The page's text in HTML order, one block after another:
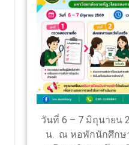
วันที่ 6 – 7 มิถุนายน
น. ณ หอพักนักศึกษ